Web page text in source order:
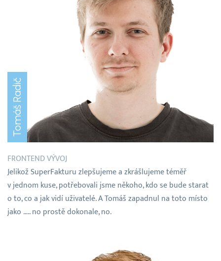
Tomáš Radič
FRONTEND VÝVOJ
Jelikož SuperFakturu zlepšujeme a zkrášlujeme téměř
v jednom kuse, potřebovali jsme někoho, kdo se bude starat
o to, co a jak vidí uživatelé. A Tomáš zapadnul na toto místo
jako ….. no prostě dokonale, no.